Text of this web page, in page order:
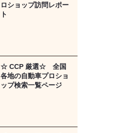
ロショップ訪問レポー
ト
☆ CCP 厳選☆ 全国
各地の自動車プロショ
ップ検索一覧ページ